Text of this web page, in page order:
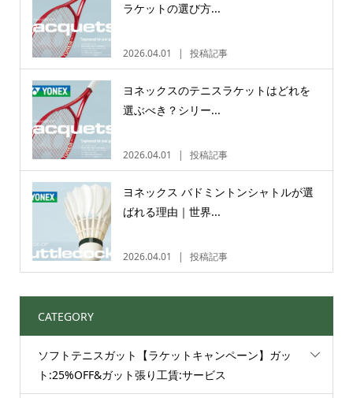
ラケットの選び方...
2026.04.01 投稿記事
ヨネックスのテニスラケットはどれを
選ぶべき？シリー...
2026.04.01 投稿記事
ヨネックス バドミントンシャトルが選
ばれる理由｜世界...
2026.04.01 投稿記事
CATEGORY
ソフトテニスガット【ラケットキャンペーン】ガッ
ト:25%OFF&ガット張り工賃:サービス